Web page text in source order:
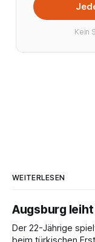
Kein
WEITERLESEN
Augsburg leiht
Der 22-Jährige